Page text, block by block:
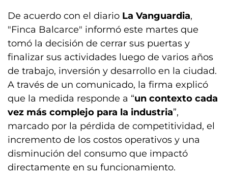
De acuerdo con el diario La Vanguardia,
"Finca Balcarce" informó este martes que
tomó la decisión de cerrar sus puertas y
finalizar sus actividades luego de varios años
de trabajo, inversión y desarrollo en la ciudad.
A través de un comunicado, la firma explicó
que la medida responde a “un contexto cada
vez más complejo para la industria”,
marcado por la pérdida de competitividad, el
incremento de los costos operativos y una
disminución del consumo que impactó
directamente en su funcionamiento.